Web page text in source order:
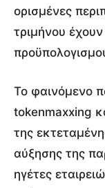
ορισμένες
τριμήνου
Το φαινόμενο
tokenmaxxing
της
αύξησης της
ηγέτες